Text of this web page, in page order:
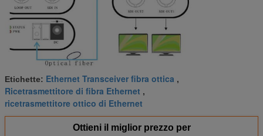
Etichette: Ethernet Transceiver fibra ottica ,
Ricetrasmettitore di fibra Ethernet ,
ricetrasmettitore ottico di Ethernet
Ottieni il miglior prezzo per